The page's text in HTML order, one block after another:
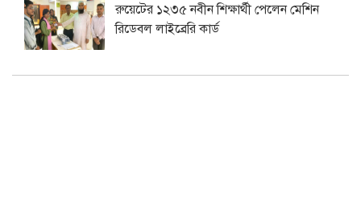
রুয়েটের ১২৩৫ নবীন শিক্ষার্থী পেলেন মেশিন
রিডেবল লাইব্রেরি কার্ড